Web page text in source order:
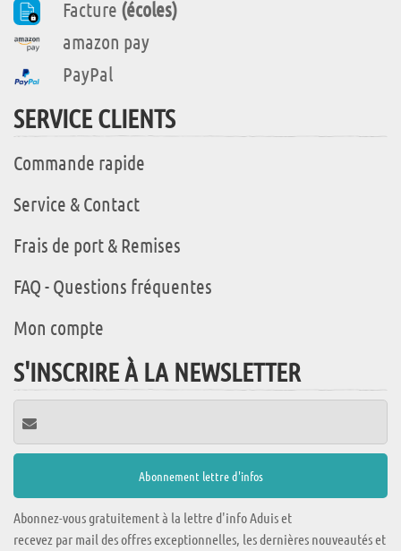
Facture (écoles)
amazon pay
PayPal
SERVICE CLIENTS
Commande rapide
Service & Contact
Frais de port & Remises
FAQ - Questions fréquentes
Mon compte
S'INSCRIRE À LA NEWSLETTER
Abonnez-vous gratuitement à la lettre d'info Aduis et
recevez par mail des offres exceptionnelles, les dernières nouveautés et